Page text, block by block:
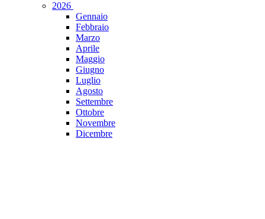
2026
Gennaio
Febbraio
Marzo
Aprile
Maggio
Giugno
Luglio
Agosto
Settembre
Ottobre
Novembre
Dicembre